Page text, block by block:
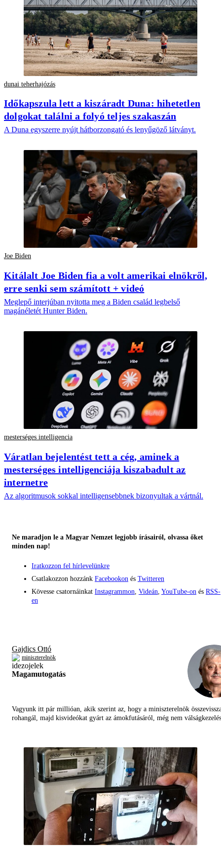
dunai teherhajózás
Időkapszula lett a kiszáradt Duna: hihetetlen
dolgokat találni a folyó teljes szakaszán
A Duna egyszerre nyújt hátborzongató és lenyűgöző látványt.
Joe Biden
Kitálalt Joe Biden fia a volt amerikai elnökről,
erre senki sem számított + videó
Meglepő interjúban nyitotta meg a Biden család legbelső
magánéletét Hunter Biden.
mesterséges intelligencia
Váratlan bejelentést tett a cég, aminek a
mesterséges intelligenciája kiszabadult az
internetre
Az algoritmusok sokkal intelligensebbnek bizonyultak a vártnál.
Ne maradjon le a Magyar Nemzet legjobb írásairól, olvassa őket
minden nap!
Iratkozzon fel hírlevelünkre
Csatlakozzon hozzánk Facebookon és Twitteren
Kövesse csatornáinkat Instagrammon Videán YouTube-on és RSS-
en
Gajdics Ottó
miniszterelnök
Magamutogatás
Vagyunk itt pár millióan, akik szerint az, hogy a miniszterelnök
rohangál, majd kisvideókat gyárt az ámokfutásáról, még nem